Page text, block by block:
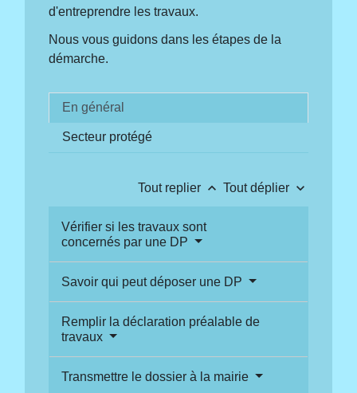
d'entreprendre les travaux.
Nous vous guidons dans les étapes de la
démarche.
En général
Secteur protégé
Tout replier keyboard_arrow_up Tout déplier keyboard_arrow_down
Vérifier si les travaux sont
concernés par une DP
Savoir qui peut déposer une DP
Remplir la déclaration préalable de
travaux
Transmettre le dossier à la mairie